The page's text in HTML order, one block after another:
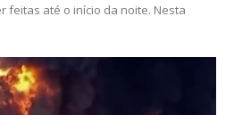
feitas até o início da noite. Nesta